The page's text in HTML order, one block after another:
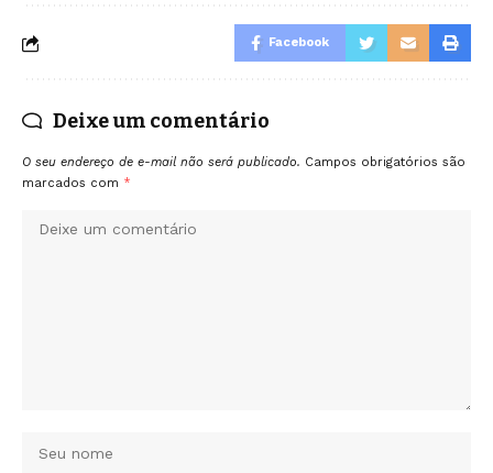
Facebook
Deixe um comentário
O seu endereço de e-mail não será publicado. Campos obrigatórios são
marcados com *